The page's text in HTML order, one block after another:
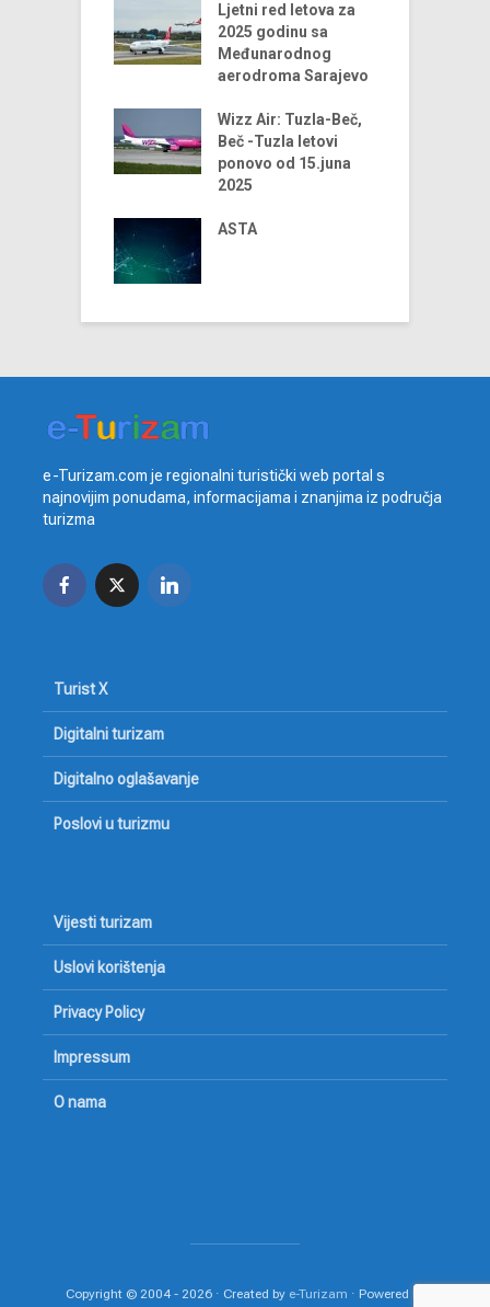
Ljetni red letova za
2025 godinu sa
Međunarodnog
aerodroma Sarajevo
Wizz Air: Tuzla-Beč,
Beč -Tuzla letovi
ponovo od 15.juna
2025
ASTA
e-Turizam.com je regionalni turistički web portal s
najnovijim ponudama, informacijama i znanjima iz područja
turizma
Turist X
Digitalni turizam
Digitalno oglašavanje
Poslovi u turizmu
Vijesti turizam
Uslovi korištenja
Privacy Policy
Impressum
O nama
Copyright © 2004 - 2026 · Created by e-Turizam · Powered by